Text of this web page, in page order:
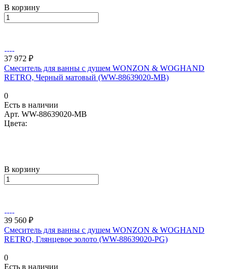
В корзину
37 972 ₽
Смеситель для ванны с душем WONZON & WOGHAND
RETRO, Черный матовый (WW-88639020-MB)
0
Есть в наличии
Арт. WW-88639020-MB
Цвета:
В корзину
39 560 ₽
Смеситель для ванны с душем WONZON & WOGHAND
RETRO, Глянцевое золото (WW-88639020-PG)
0
Есть в наличии